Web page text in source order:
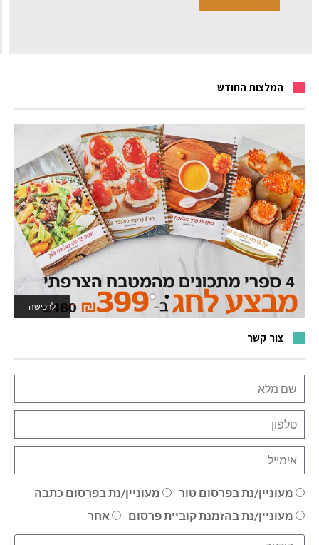
המלצות החודש
לרכישה
לאתר המשחקים
צור קשר
מעוניין/נת בפרסום טור
מעוניין/נת בפרסום כתבה
מעוניין/נת בהזמנת קוביית פרסום
אחר